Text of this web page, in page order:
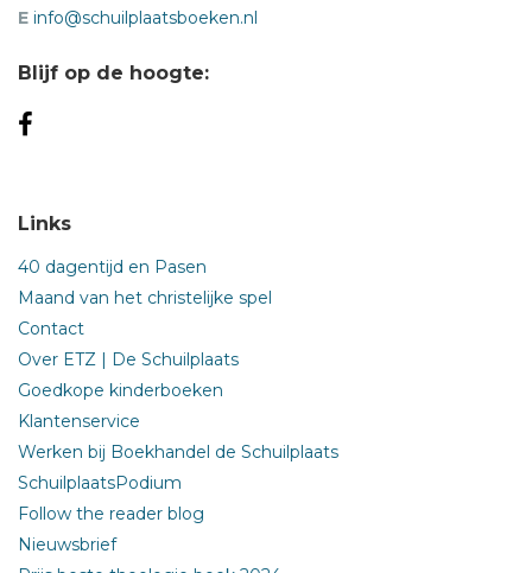
E info@schuilplaatsboeken.nl
Blijf op de hoogte:
Links
40 dagentijd en Pasen
Maand van het christelijke spel
Contact
Over ETZ | De Schuilplaats
Goedkope kinderboeken
Klantenservice
Werken bij Boekhandel de Schuilplaats
SchuilplaatsPodium
Follow the reader blog
Nieuwsbrief